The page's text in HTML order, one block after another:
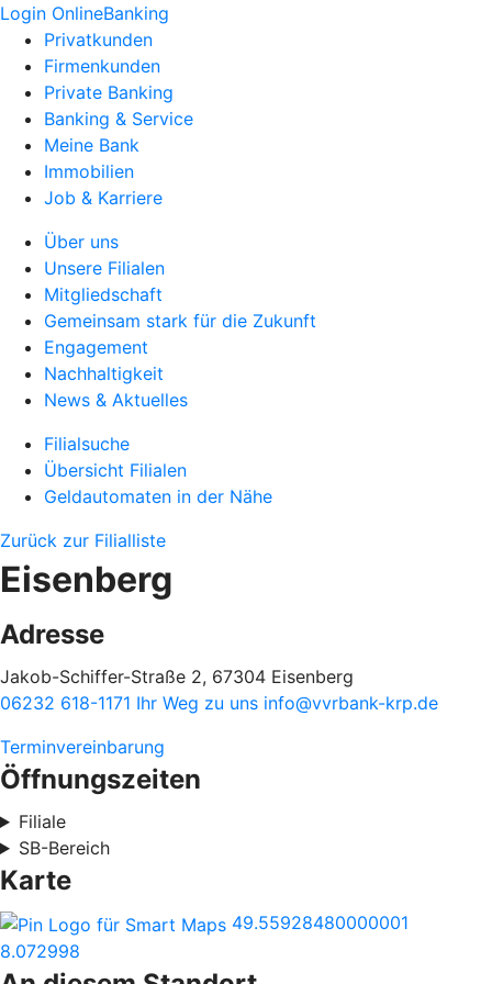
Login OnlineBanking
Privatkunden
Firmenkunden
Private Banking
Banking & Service
Meine Bank
Immobilien
Job & Karriere
Über uns
Unsere Filialen
Mitgliedschaft
Gemeinsam stark für die Zukunft
Engagement
Nachhaltigkeit
News & Aktuelles
Filialsuche
Übersicht Filialen
Geldautomaten in der Nähe
Zurück zur Filialliste
Eisenberg
Adresse
Jakob-Schiffer-Straße 2, 67304 Eisenberg
06232 618-1171 Ihr Weg zu uns info@vvrbank-krp.de
Terminvereinbarung
Öffnungszeiten
Filiale
SB-Bereich
Karte
49.55928480000001
8.072998